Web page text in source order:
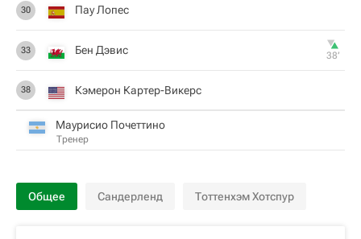
30 Пау Лопес
33 Бен Дэвис 38‎’‎
38 Кэмерон Картер-Викерс
Маурисио Почеттино
Тренер
Общее Сандерленд Тоттенхэм Хотспур